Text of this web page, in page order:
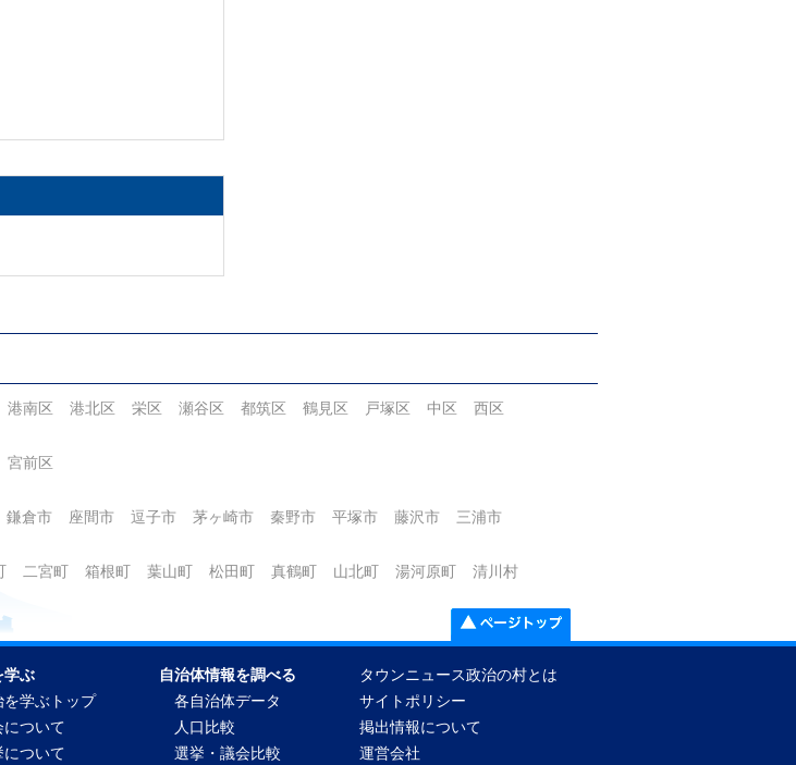
港南区 港北区 栄区 瀬谷区 都筑区 鶴見区 戸塚区 中区
西区
宮前区
鎌倉市 座間市 逗子市 茅ヶ崎市 秦野市 平塚市 藤沢市
三浦市
二宮町 箱根町 葉山町 松田町 真鶴町 山北町 湯河原町
清川村
学ぶ
を学ぶトップ
について
について
自治体情報を調べる
各自治体データ
人口比較
選挙・議会比較
タウンニュース政治の村とは
サイトポリシー
掲出情報について
運営会社